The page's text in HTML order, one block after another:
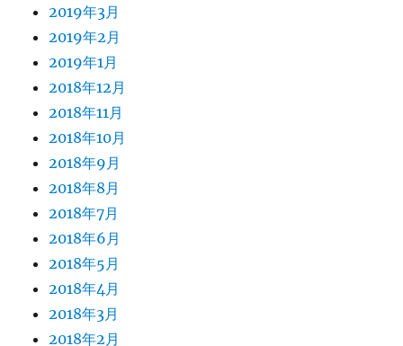
2019年3月
2019年2月
2019年1月
2018年12月
2018年11月
2018年10月
2018年9月
2018年8月
2018年7月
2018年6月
2018年5月
2018年4月
2018年3月
2018年2月